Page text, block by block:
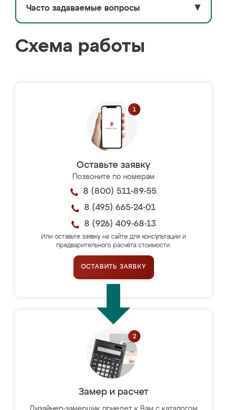
Часто задаваемые вопросы ▼
Схема работы
Оставьте заявку
Позвоните по номерам
8 (800) 511-89-55
8 (495) 665-24-01
8 (926) 409-68-13
Или оставьте заявку на сайте для консультации и
предварительного расчёта стоимости.
ОСТАВИТЬ ЗАЯВКУ
Замер и расчет